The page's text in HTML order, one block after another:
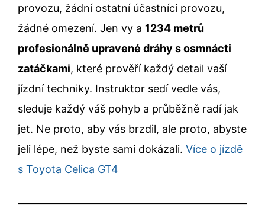
provozu, žádní ostatní účastníci provozu,
žádné omezení. Jen vy a 1234 metrů
profesionálně upravené dráhy s osmnácti
zatáčkami, které prověří každý detail vaší
jízdní techniky. Instruktor sedí vedle vás,
sleduje každý váš pohyb a průběžně radí jak
jet. Ne proto, aby vás brzdil, ale proto, abyste
jeli lépe, než byste sami dokázali. Více o jízdě
s Toyota Celica GT4